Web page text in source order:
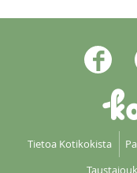
Tietoa Kotikokista